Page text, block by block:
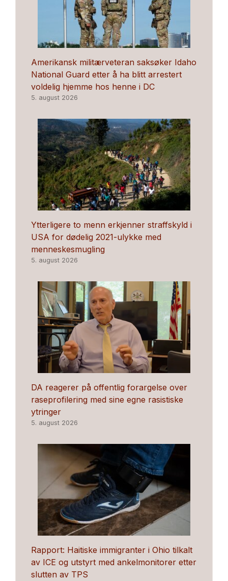
Amerikansk militærveteran saksøker Idaho
National Guard etter å ha blitt arrestert
voldelig hjemme hos henne i DC
5. august 2026
Ytterligere to menn erkjenner straffskyld i
USA for dødelig 2021-ulykke med
menneskesmugling
5. august 2026
DA reagerer på offentlig forargelse over
raseprofilering med sine egne rasistiske
ytringer
5. august 2026
Rapport: Haitiske immigranter i Ohio tilkalt
av ICE og utstyrt med ankelmonitorer etter
slutten av TPS